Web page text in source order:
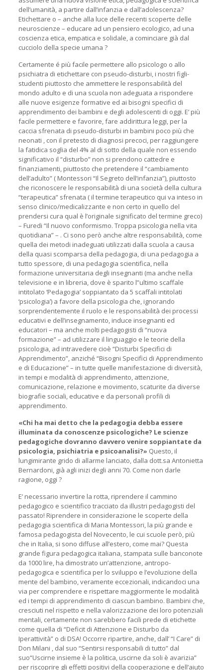
dell’umanità, a partire dall’infanzia e dall’adolescenza?
Etichettare o – anche alla luce delle recenti scoperte delle
neuroscienze – educare ad un pensiero ecologico, ad una
coscienza etica, empatica e solidale, a cominciare già dal
cucciolo della specie umana ?
Certamente é più facile permettere allo psicologo o allo
psichiatra di etichettare con pseudo-disturbi, i nostri figli-
studenti piuttosto che ammettere le responsabilità del
mondo adulto e di una scuola non adeguata a rispondere
alle nuove esigenze formative ed ai bisogni specifici di
apprendimento dei bambini e degli adolescenti di oggi. E’ più
facile permettere e favorire, fare addirittura leggi, per la
caccia sfrenata di pseudo-disturbi in bambini poco più che
neonati , con il pretesto di diagnosi precoci, per raggiungere
la fatidica soglia del 4% al di sotto della quale non essendo
significativo il “disturbo” non si prendono cattedre e
finanziamenti, piuttosto che pretendere il “cambiamento
dell’adulto” ( Montessori “Il Segreto dell’infanzia”), piuttosto
che riconoscere le responsabilità di una società della cultura
“terapeutica” sfrenata ( il termine terapeutico qui va inteso in
senso clinico/medicalizzante e non certo in quello del
prendersi cura qual è l’originale significato del termine greco)
– Furedi “Il nuovo conformismo. Troppa psicologia nella vita
quotidiana” – . Ci sono però anche altre responsabilità, come
quella dei metodi inadeguati utilizzati dalla scuola a causa
della quasi scomparsa della pedagogia, di una pedagogia a
tutto spessore, di una pedagogia scientifica, nella
formazione universitaria degli insegnanti (ma anche nella
televisione e in libreria, dove è sparito l”ultimo scaffale
intitolato ‘Pedagogia’ soppiantato da 5 scaffali intitolati
‘psicologia’) a favore della psicologia che, ignorando
sorprendentemente il ruolo e le responsabilità dei processi
educativi e dell’insegnamento, induce insegnanti ed
educatori – ma anche molti pedagogisti di “nuova
formazione” – ad utilizzare il linguaggio e le teorie della
psicologia, ad intravedere cioè “Disturbi Specifici di
Apprendimento”, anziché “Bisogni Specifici di Apprendimento
e di Educazione” – in tutte quelle manifestazione di diversità,
in tempi e modalità di apprendimento, attenzione,
comunicazione, relazione e movimento, scaturite da diverse
biografie sociali, educative e da personali profili di
apprendimento.
«Chi ha mai detto che la pedagogia debba essere
illuminata da conoscenze psicologiche? Le scienze
pedagogiche dovranno davvero venire soppiantate da
psicologia, psichiatria e psicoanalisi?» Questo, il
lungimirante grido di allarme lanciato, dalla dott.sa Antonietta
Bernardoni, già agli inizi degli anni 70. Come non darle
ragione, oggi ?
E’ necessario invertire la rotta, riprendere il cammino
pedagogico e scientifico tracciato da illustri pedagogisti del
passato! Riprendere in considerazione le scoperte della
pedagogia scientifica di Maria Montessori, la più grande e
famosa pedagogista del Novecento, le cui scuole però, più
che in Italia, si sono diffuse all’estero, come mai? Questa
grande figura pedagogica italiana, stampata sulle banconote
da 1000 lire, ha dimostrato un’attenzione, antropo-
pedagogica e scientifica per lo sviluppo e l’evoluzione della
mente del bambino, veramente eccezionali, indicandoci una
via per comprendere e rispettare maggiormente le modalità
ed i tempi di apprendimento di ciascun bambino. Bambini che,
cresciuti nel rispetto e nella valorizzazione dei loro potenziali
mentali, certamente non sarebbero facili prede di etichette
come quella di “Deficit di Attenzione e Disturbo da
Iperattività” o di DSA! Occorre ripartire, anche, dall’ “I Care” di
Don Milani , dal suo “Sentirsi responsabili di tutto” dal
suo“Uscirne insieme è la politica, uscirne da soli è avarizia”
per riscoprire gli effetti positivi della cooperazione e dell’aiuto